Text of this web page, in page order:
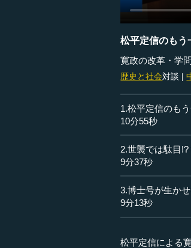
松平定信のもう
寛政の改革・学
歴史と社会対談 |
1.松平定信のも
10分55秒
2.世襲では駄目
9分37秒
3.博士号が生か
9分13秒
松平定信による